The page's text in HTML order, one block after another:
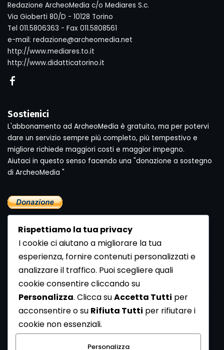
Redazione ArcheoMedia c/o Mediares S.c.
Via Gioberti 80/D - 10128 Torino
Tel 011.5806363 - Fax 011.5808561
e-mail: redazione@archeomedia.net
http://www.mediares.to.it
http://www.didatticatorino.it
Sostienici
L'abbonamento ad ArcheoMedia è gratuito, ma per potervi
dare un servizio sempre più completo, più tempestivo e
migliore richiede maggiori costi e maggior impegno.
Aiutaci in questo senso facendo una "donazione a sostegno
di ArcheoMedia "
Newsletter
Se vuoi ricevere la Rivista gratuita di archeologia realizzata
dalla Redazione di ArcheoMedia iscriviti alla nostra
Newsletter [Clicca Qui]
Con l'invio del messaggio l'utente dichiara di aver letto
Rispettiamo la tua privacy
I cookie ci aiutano a migliorare la tua
esperienza, fornire contenuti personalizzati e
analizzare il traffico. Puoi scegliere quali
cookie consentire cliccando su
Personalizza. Clicca suAccetta Tutti per
acconsentire o su Rifiuta Tutti per rifiutare i
cookie non essenziali.
Personalizza